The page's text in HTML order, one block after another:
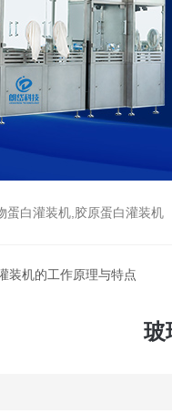
蛋白灌装机,胶原蛋白灌装机
装机的工作原理与特点
玻